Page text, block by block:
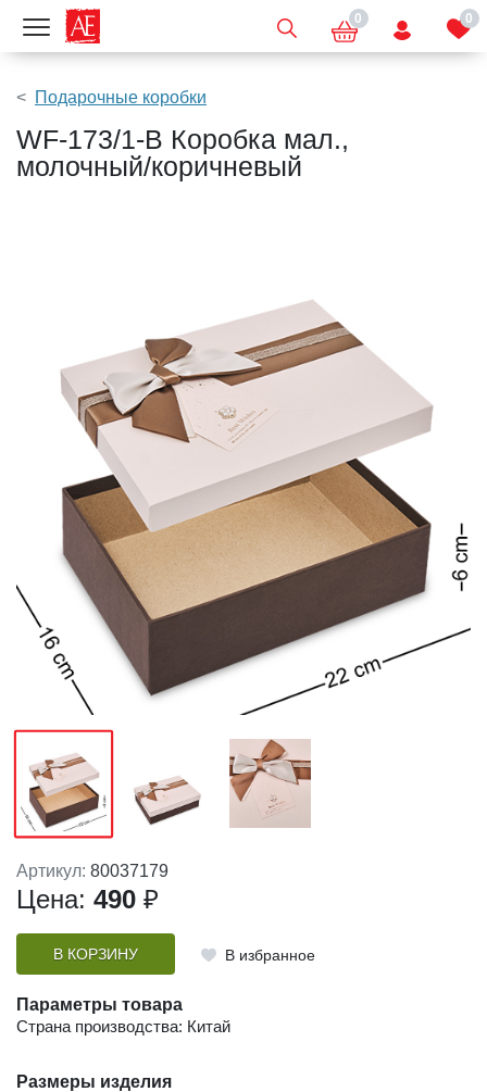
Показать меню 0 0
Подарочные коробки
WF-173/1-B Коробка мал.,
молочный/коричневый
Артикул: 80037179
Цена: 490 ₽
В КОРЗИНУ В избранное
Параметры товара
Страна производства: Китай
Размеры изделия